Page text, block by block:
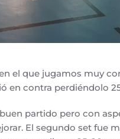
el que jugamos muy
en contra perdiéndolo
partido pero con
El segundo set fue